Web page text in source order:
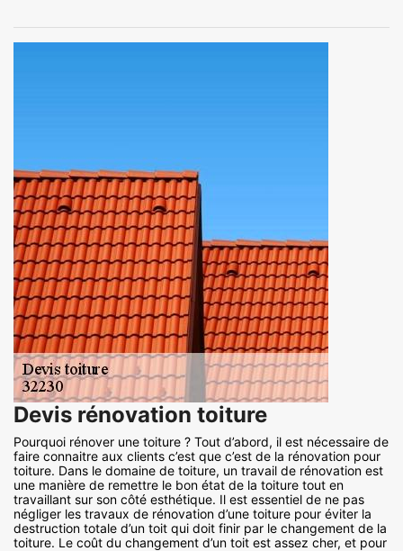
Devis rénovation toiture
Pourquoi rénover une toiture ? Tout d’abord, il est nécessaire de
faire connaitre aux clients c’est que c’est de la rénovation pour
toiture. Dans le domaine de toiture, un travail de rénovation est
une manière de remettre le bon état de la toiture tout en
travaillant sur son côté esthétique. Il est essentiel de ne pas
négliger les travaux de rénovation d’une toiture pour éviter la
destruction totale d’un toit qui doit finir par le changement de la
toiture. Le coût du changement d’un toit est assez cher, et pour